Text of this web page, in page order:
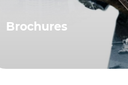
Brochures